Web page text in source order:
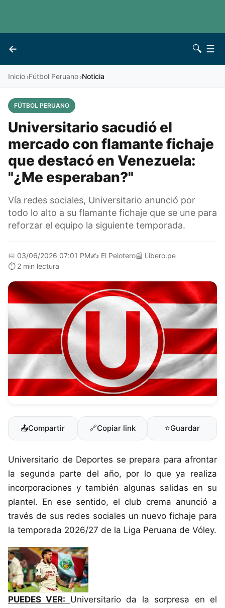
←
Vives 🔍 ☰
Inicio ›Fútbol Peruano ›Noticia
FÚTBOL PERUANO
Universitario sacudió el
mercado con flamante fichaje
que destacó en Venezuela:
"¿Me esperaban?"
Vía redes sociales, Universitario anunció por
todo lo alto a su flamante fichaje que se une para
reforzar el equipo la siguiente temporada.
📅 03/06/2026 07:01 PM✍️ El Pelotero📰 Libero.pe
⏱️ 2 min lectura
📤Compartir 🔗Copiar link ⭐Guardar
Universitario de Deportes se prepara para afrontar
la segunda parte del año, por lo que ya realiza
incorporaciones y también algunas salidas en su
plantel. En ese sentido, el club crema anunció a
través de sus redes sociales un nuevo fichaje para
la temporada 2026/27 de la Liga Peruana de Vóley.
PUEDES VER: Universitario da la sorpresa en el